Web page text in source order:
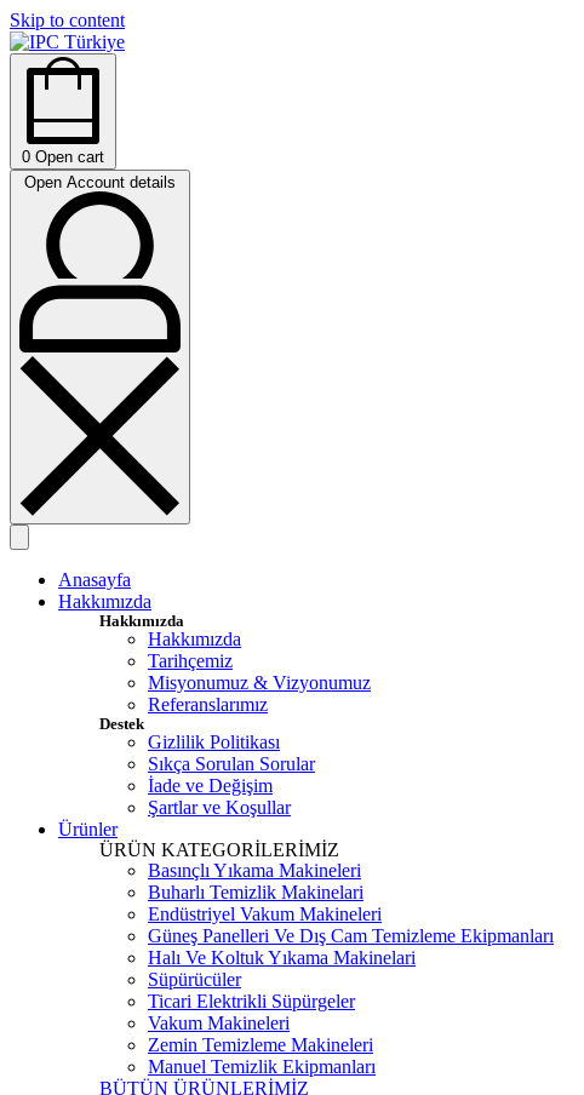
Skip to content
0 Open cart
Open Account details
Anasayfa
Hakkımızda
Hakkımızda
Hakkımızda
Tarihçemiz
Misyonumuz & Vizyonumuz
Referanslarımız
Destek
Gizlilik Politikası
Sıkça Sorulan Sorular
İade ve Değişim
Şartlar ve Koşullar
Ürünler
ÜRÜN KATEGORİLERİMİZ
Basınçlı Yıkama Makineleri
Buharlı Temizlik Makinelari
Endüstriyel Vakum Makineleri
Güneş Panelleri Ve Dış Cam Temizleme Ekipmanları
Halı Ve Koltuk Yıkama Makinelari
Süpürücüler
Ticari Elektrikli Süpürgeler
Vakum Makineleri
Zemin Temizleme Makineleri
Manuel Temizlik Ekipmanları
BÜTÜN ÜRÜNLERİMİZ